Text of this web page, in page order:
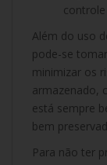
Além do uso
pode-se
minimizar os
armazenado,
está sempre
bem
Para não ter